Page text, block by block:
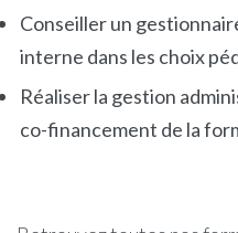
Conseiller un
interne dans les choix
Réaliser la gestion
co-financement de la